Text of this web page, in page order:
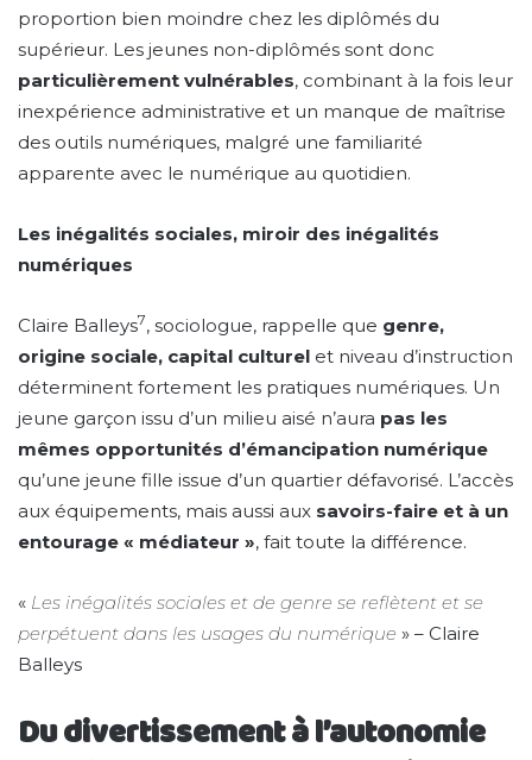
proportion bien moindre chez les diplômés du
supérieur. Les jeunes non-diplômés sont donc
particulièrement vulnérables, combinant à la fois leur
inexpérience administrative et un manque de maîtrise
des outils numériques, malgré une familiarité
apparente avec le numérique au quotidien.
Les inégalités sociales, miroir des inégalités
numériques
Claire Balleys7, sociologue, rappelle que genre,
origine sociale, capital culturel et niveau d’instruction
déterminent fortement les pratiques numériques. Un
jeune garçon issu d’un milieu aisé n’aura pas les
mêmes opportunités d’émancipation numérique
qu’une jeune fille issue d’un quartier défavorisé. L’accès
aux équipements, mais aussi aux savoirs-faire et à un
entourage « médiateur », fait toute la différence.
« Les inégalités sociales et de genre se reflètent et se
perpétuent dans les usages du numérique » – Claire
Balleys
Du divertissement à l’autonomie